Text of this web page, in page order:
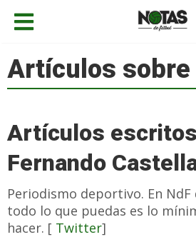
Artículos sobre
Artículos
Fernando
Periodismo deportivo. En NdF
todo lo que puedas es lo
hacer. [ Twitter]